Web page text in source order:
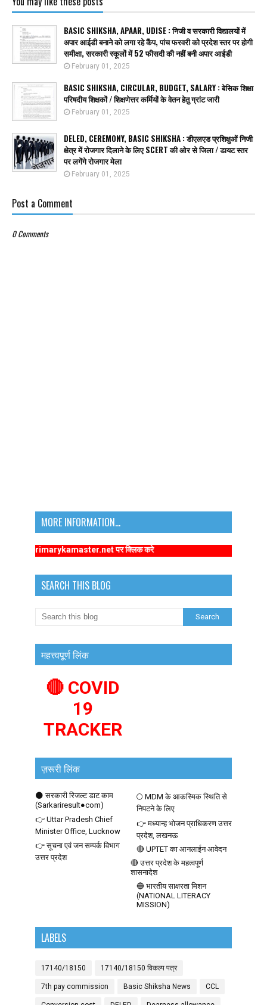
BASIC SHIKSHA, APAAR, UDISE : निजी व सरकारी विद्यालयों में
अपार आईडी बनाने को लगा रहे कैंप, पांच फरवरी को प्रदेश स्तर पर होगी
समीक्षा, सरकारी स्कूलों में 52 फीसदी की नहीं बनी अपार आईडी
February 01, 2025
BASIC SHIKSHA, CIRCULAR, BUDGET, SALARY : बेसिक शिक्षा
परिषदीय शिक्षकों / शिक्षणेत्तर कर्मियों के वेतन हेतु ग्रांट जारी
February 01, 2025
DELED, CEREMONY, BASIC SHIKSHA : डीएलएड प्रशिक्षुओं निजी
क्षेत्र में रोजगार दिलाने के लिए SCERT की ओर से जिला / डायट स्तर
पर लगेंगे रोजगार मेला
February 01, 2025
Post a Comment
0 Comments
MORE INFORMATION...
पर क्लिक करे
SEARCH THIS BLOG
महत्त्वपूर्ण लिंक
🔴 COVID
19
TRACKER
ज़रूरी लिंक
🌑 सरकारी रिजल्ट डाट काम
(Sarkariresult●com)
🌕 MDM के आकस्मिक स्थिति से
निपटने के लिए
👉 Uttar Pradesh Chief
Minister Office, Lucknow
👉 मध्यान्ह भोजन प्राधिकरण उत्तर
प्रदेश, लखनऊ
👉 सूचना एवं जन सम्पर्क विभाग
उत्तर प्रदेश
🔴 UPTET का आनलाईन आवेदन
🔴 उत्तर प्रदेश के महत्वपूर्ण
शासनादेश
🔵 भारतीय साक्षरता मिशन
(NATIONAL LITERACY
MISSION)
LABELS
17140/18150 17140/18150 विकल्प पत्र
7th pay commission Basic Shiksha News CCL